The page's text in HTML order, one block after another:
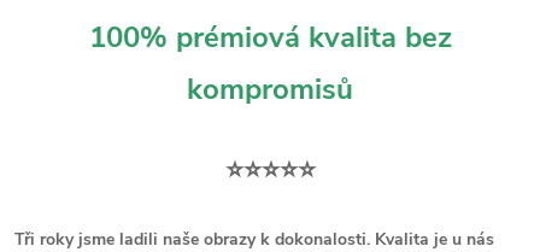
100% prémiová kvalita bez
kompromisů
⭐⭐⭐⭐⭐
Tři roky jsme ladili naše obrazy k dokonalosti. Kvalita je u nás